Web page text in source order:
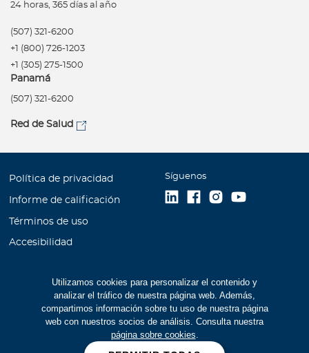
Utilizamos cookies para personalizar el contenido y
analizar el tráfico de nuestra página web. Además,
compartimos información sobre tu uso de nuestra página
web con nuestros socios de análisis. Consulta nuestra
página sobre cookies.
24 horas, 365 días al año
(507) 321-6200
+1 (800) 726-1203
+1 (305) 275-1500
Panamá
(507) 321-6200
Red de Salud
Política de privacidad
Informe de calificación
Términos de uso
Accesibilidad
Mapa Web
Trabaje con Bupa
Cookies
Junta directiva, alta gerencia
Síguenos